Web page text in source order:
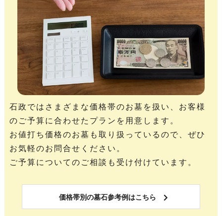
石政ではさまざまな価格帯のお墓を扱い、お客様
のご予算に合わせたプランを用意します。
お値打ち価格のお墓も取り扱っているので、ぜひ
お気軽のお問合せください。
ご予算についてのご相談も受け付けています。
価格帯別の墓石参考例はこちら